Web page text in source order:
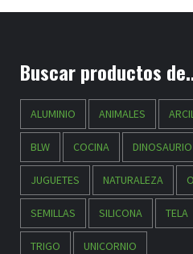
Buscar productos
ALUMINIO ANIMALES
BLW COCINA DINOSAURIO
JUGUETES NATURALEZA
SEMILLAS SILICONA TELA
TRIGO UNICORNIO